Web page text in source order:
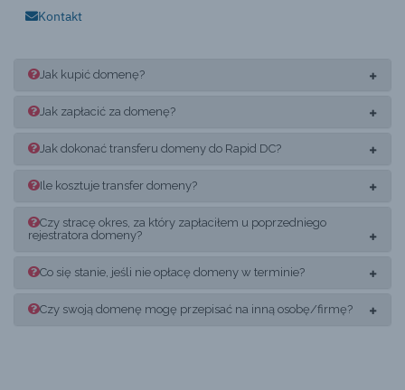
Kontakt
Jak kupić domenę?
Jak zapłacić za domenę?
Jak dokonać transferu domeny do Rapid DC?
Ile kosztuje transfer domeny?
Czy stracę okres, za który zapłaciłem u poprzedniego
rejestratora domeny?
Co się stanie, jeśli nie opłacę domeny w terminie?
Czy swoją domenę mogę przepisać na inną osobę/firmę?